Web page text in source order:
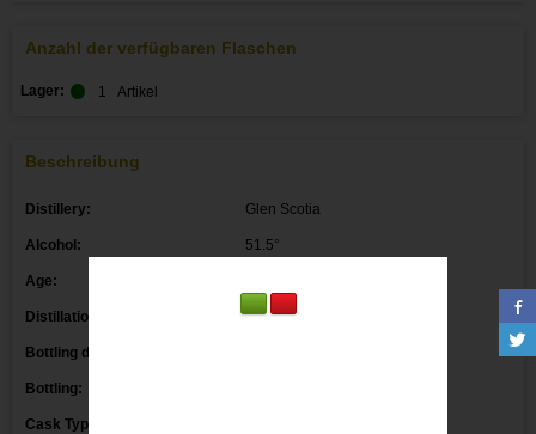
Anzahl der verfügbaren Flaschen
Lager: 1 Artikel
Beschreibung
Distillery: Glen Scotia
Alcohol: 51.5°
Age:
Distillation date:
Bottling date:
Bottling:
Cask Type: